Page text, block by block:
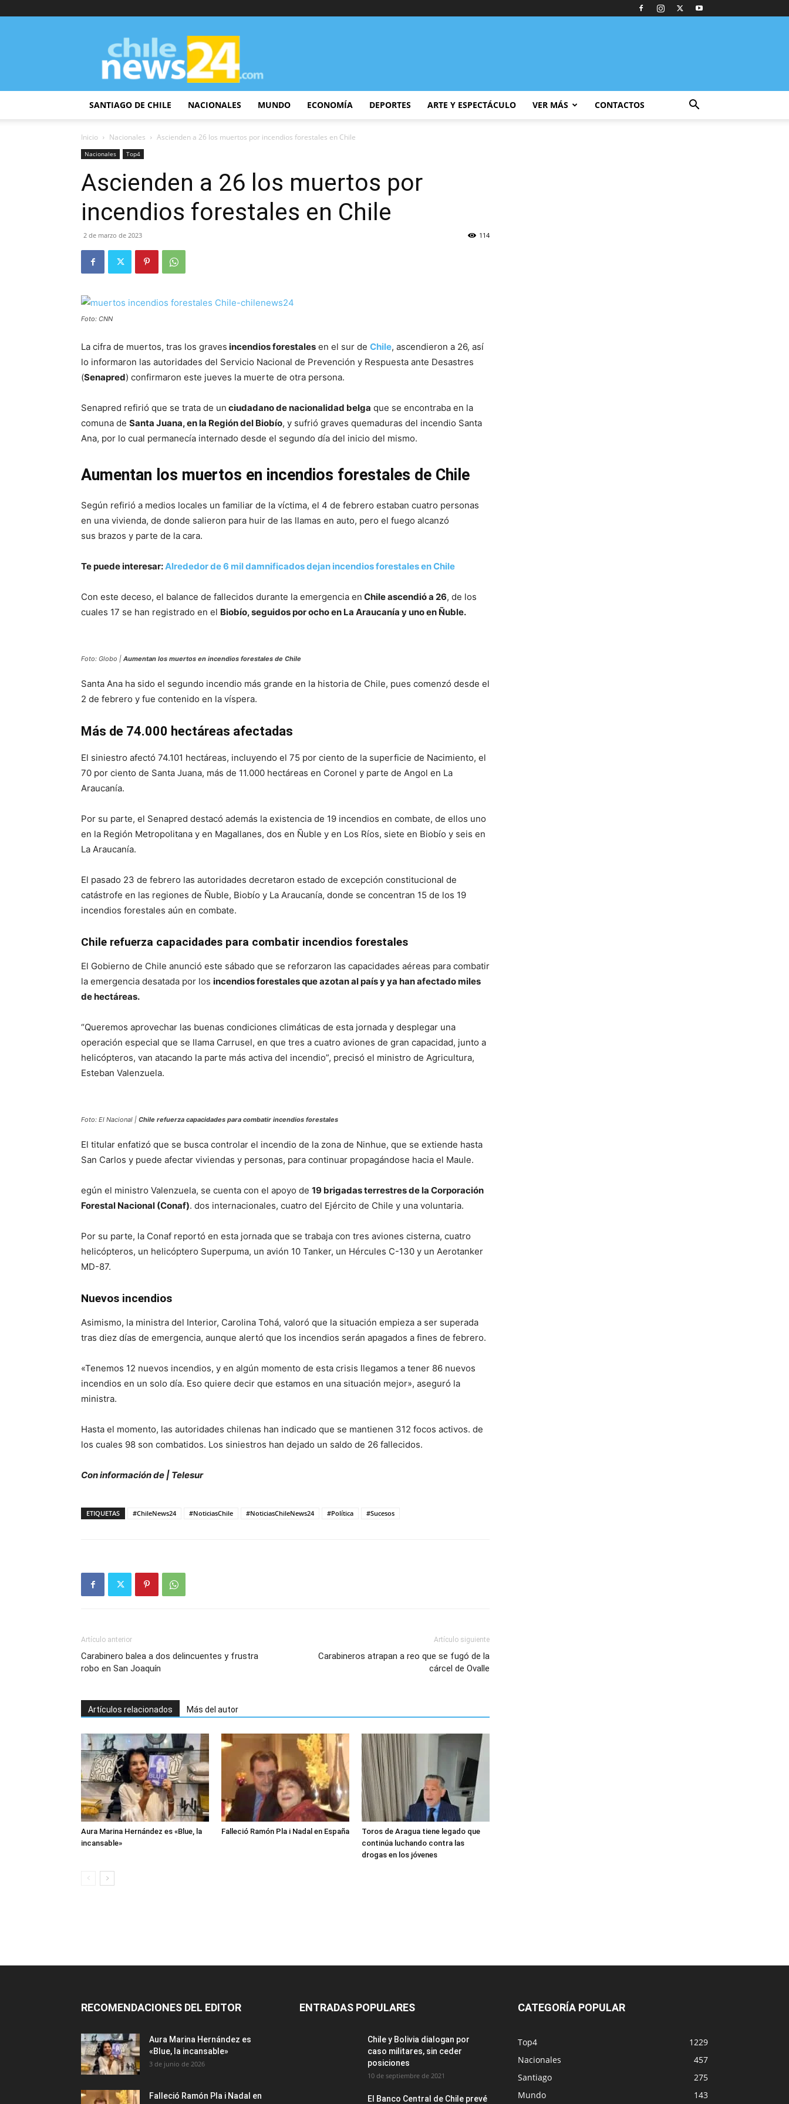
ChileNews24
SANTIAGO DE CHILE NACIONALES MUNDO ECONOMÍA DEPORTES ARTE Y ESPECTÁCULO VER MÁS CONTACTOS
Inicio Nacionales Ascienden a 26 los muertos por incendios forestales en Chile
Nacionales Top4
Ascienden a 26 los muertos por
incendios forestales en Chile
2 de marzo de 2023 114
Foto: CNN
La cifra de muertos, tras los graves incendios forestales en el sur de Chile, ascendieron a 26, así
lo informaron las autoridades del Servicio Nacional de Prevención y Respuesta ante Desastres
(Senapred) confirmaron este jueves la muerte de otra persona.
Senapred refirió que se trata de un ciudadano de nacionalidad belga que se encontraba en la
comuna de Santa Juana, en la Región del Biobío, y sufrió graves quemaduras del incendio Santa
Ana, por lo cual permanecía internado desde el segundo día del inicio del mismo.
Aumentan los muertos en incendios forestales de Chile
Según refirió a medios locales un familiar de la víctima, el 4 de febrero estaban cuatro personas
en una vivienda, de donde salieron para huir de las llamas en auto, pero el fuego alcanzó
sus brazos y parte de la cara.
Te puede interesar:Alrededor de 6 mil damnificados dejan incendios forestales en Chile
Con este deceso, el balance de fallecidos durante la emergencia en Chile ascendió a 26, de los
cuales 17 se han registrado en el Biobío, seguidos por ocho en La Araucanía y uno en Ñuble.
Foto: Globo | Aumentan los muertos en incendios forestales de Chile
Santa Ana ha sido el segundo incendio más grande en la historia de Chile, pues comenzó desde el
2 de febrero y fue contenido en la víspera.
Más de 74.000 hectáreas afectadas
El siniestro afectó 74.101 hectáreas, incluyendo el 75 por ciento de la superficie de Nacimiento, el
70 por ciento de Santa Juana, más de 11.000 hectáreas en Coronel y parte de Angol en La
Araucanía.
Por su parte, el Senapred destacó además la existencia de 19 incendios en combate, de ellos uno
en la Región Metropolitana y en Magallanes, dos en Ñuble y en Los Ríos, siete en Biobío y seis en
La Araucanía.
El pasado 23 de febrero las autoridades decretaron estado de excepción constitucional de
catástrofe en las regiones de Ñuble, Biobío y La Araucanía, donde se concentran 15 de los 19
incendios forestales aún en combate.
Chile refuerza capacidades para combatir incendios forestales
El Gobierno de Chile anunció este sábado que se reforzaron las capacidades aéreas para combatir
la emergencia desatada por los incendios forestales que azotan al país y ya han afectado miles
de hectáreas.
“Queremos aprovechar las buenas condiciones climáticas de esta jornada y desplegar una
operación especial que se llama Carrusel, en que tres a cuatro aviones de gran capacidad, junto a
helicópteros, van atacando la parte más activa del incendio”, precisó el ministro de Agricultura,
Esteban Valenzuela.
Foto: El Nacional | Chile refuerza capacidades para combatir incendios forestales
El titular enfatizó que se busca controlar el incendio de la zona de Ninhue, que se extiende hasta
San Carlos y puede afectar viviendas y personas, para continuar propagándose hacia el Maule.
egún el ministro Valenzuela, se cuenta con el apoyo de 19 brigadas terrestres de la Corporación
Forestal Nacional (Conaf). dos internacionales, cuatro del Ejército de Chile y una voluntaria.
Por su parte, la Conaf reportó en esta jornada que se trabaja con tres aviones cisterna, cuatro
helicópteros, un helicóptero Superpuma, un avión 10 Tanker, un Hércules C-130 y un Aerotanker
MD-87.
Nuevos incendios
Asimismo, la ministra del Interior, Carolina Tohá, valoró que la situación empieza a ser superada
tras diez días de emergencia, aunque alertó que los incendios serán apagados a fines de febrero.
«Tenemos 12 nuevos incendios, y en algún momento de esta crisis llegamos a tener 86 nuevos
incendios en un solo día. Eso quiere decir que estamos en una situación mejor», aseguró la
ministra.
Hasta el momento, las autoridades chilenas han indicado que se mantienen 312 focos activos. de
los cuales 98 son combatidos. Los siniestros han dejado un saldo de 26 fallecidos.
Con información de | Telesur
ETIQUETAS #ChileNews24 #NoticiasChile #NoticiasChileNews24 #Política #Sucesos
Artículo anterior
Carabinero balea a dos delincuentes y frustra
robo en San Joaquín
Artículo siguiente
Carabineros atrapan a reo que se fugó de la
cárcel de Ovalle
Artículos relacionados Más del autor
Aura Marina Hernández es «Blue, la
incansable»
Falleció Ramón Pla i Nadal en España
Toros de Aragua tiene legado que
continúa luchando contra las
drogas en los jóvenes
RECOMENDACIONES DEL EDITOR
Aura Marina Hernández es
«Blue, la incansable»
3 de junio de 2026
Falleció Ramón Pla i Nadal en
ENTRADAS POPULARES
Chile y Bolivia dialogan por
caso militares, sin ceder
posiciones
10 de septiembre de 2021
El Banco Central de Chile prevé
CATEGORÍA POPULAR
Top4
1229
Nacionales
457
Santiago
275
Mundo
143